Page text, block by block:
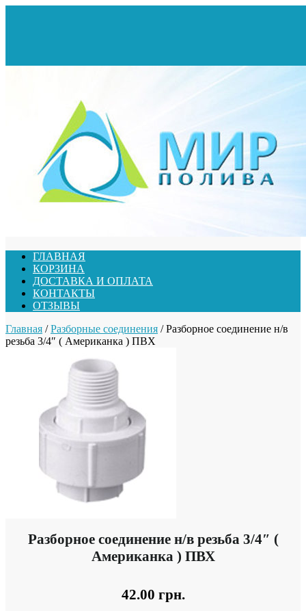
ГЛАВНАЯ
КОРЗИНА
ДОСТАВКА И ОПЛАТА
КОНТАКТЫ
ОТЗЫВЫ
Главная /Разборные соединения / Разборное соединение н/в
резьба 3/4″ ( Американка ) ПВХ
Разборное соединение н/в резьба 3/4″ (
Американка ) ПВХ
42.00 грн.